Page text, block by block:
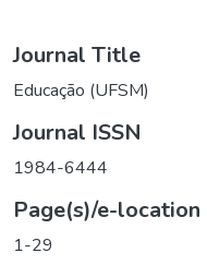
Journal Title
Educação (UFSM)
Journal ISSN
1984-6444
Page(s)/e-location
1-29